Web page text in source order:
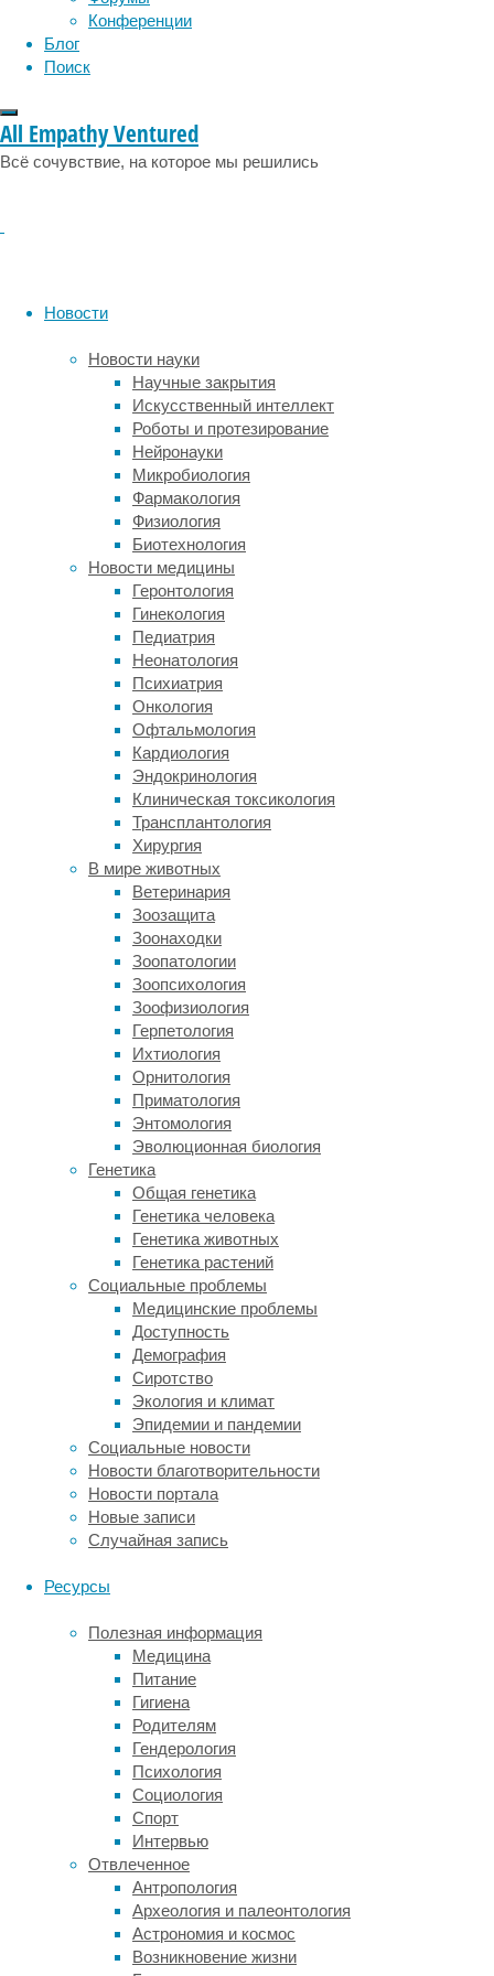
Конференции
Блог
Поиск
All Empathy Ventured
Всё сочувствие, на которое мы решились
Новости
Новости науки
Научные закрытия
Искусственный интеллект
Роботы и протезирование
Нейронауки
Микробиология
Фармакология
Физиология
Биотехнология
Новости медицины
Геронтология
Гинекология
Педиатрия
Неонатология
Психиатрия
Онкология
Офтальмология
Кардиология
Эндокринология
Клиническая токсикология
Трансплантология
Хирургия
В мире животных
Ветеринария
Зоозащита
Зоонаходки
Зоопатологии
Зоопсихология
Зоофизиология
Герпетология
Ихтиология
Орнитология
Приматология
Энтомология
Эволюционная биология
Генетика
Общая генетика
Генетика человека
Генетика животных
Генетика растений
Социальные проблемы
Медицинские проблемы
Доступность
Демография
Сиротство
Экология и климат
Эпидемии и пандемии
Социальные новости
Новости благотворительности
Новости портала
Новые записи
Случайная запись
Ресурсы
Полезная информация
Медицина
Питание
Гигиена
Родителям
Гендерология
Психология
Социология
Спорт
Интервью
Отвлеченное
Антропология
Археология и палеонтология
Астрономия и космос
Возникновение жизни
низкой
Оценивалось
то,
на
беговой
дорожке.
Подробности
том,
чем
отличаются
ритмы
мозга
у
быстро
адаптирующихся
людей,
опубликованы
журнале
eNeuro.
Люди
осваивают
моторные
навыки
с
разной
скоростью.
Одни
схватывают
на
лету
способны
умело
быстро
адаптироваться
к
новым
движениям,
другим
же
требуется
значительное
количество
времени
сил,
чтобы
достичь
хотя
бы
небольшого
прогресса.
вклад
и
возраст
дети
пожилые
люди
обучаются
хуже,
чем
молодые
взрослые.
Люди